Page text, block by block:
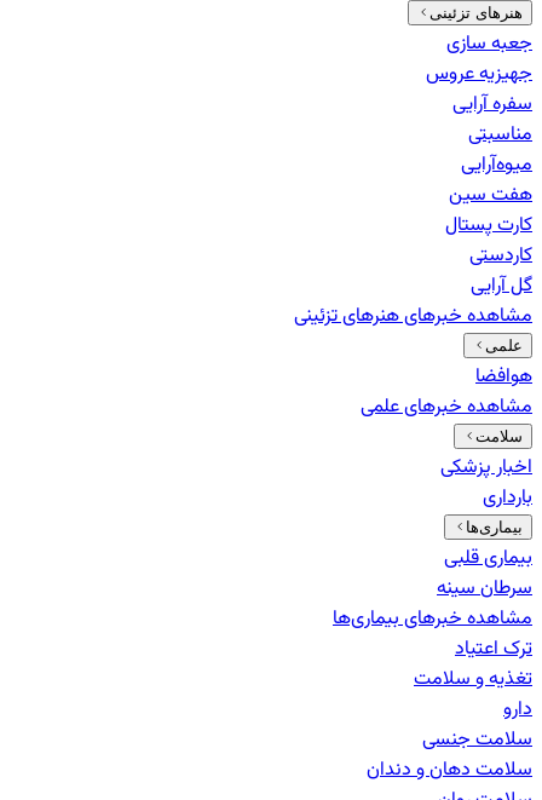
هنرهای تزئینی
جعبه سازی
جهیزیه عروس
سفره آرایی
مناسبتی
میوه‌آرایی
هفت سین
کارت پستال
کاردستی
گل آرایی
مشاهده خبرهایهنرهای تزئینی
علمی
هوافضا
مشاهده خبرهایعلمی
سلامت
اخبار پزشکی
بارداری
بیماری‌ها
بیماری قلبی
سرطان سینه
مشاهده خبرهایبیماری‌ها
ترک اعتیاد
تغذیه و سلامت
دارو
سلامت جنسی
سلامت دهان و دندان